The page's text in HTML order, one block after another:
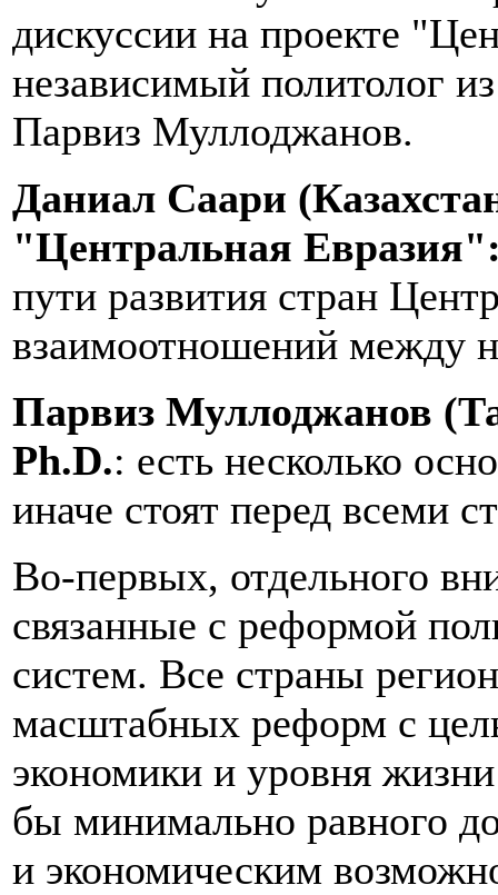
дискуссии на проекте
независимый политолог
Парвиз Муллоджанов.
Даниал Саари
"Центральная
пути развития стран
взаимоотношений между
Парвиз Муллоджанов
Ph.D.: есть несколько
иначе стоят перед всеми
Во-первых, отдельного
связанные с реформой
систем. Все страны
масштабных реформ с
экономики и уровня
бы минимально равного
и экономическим